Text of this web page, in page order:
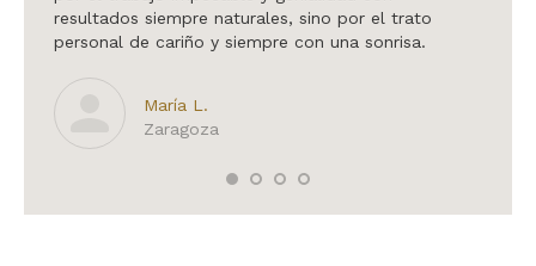
resultados siempre naturales, sino por el trato
personal de cariño y siempre con una sonrisa.
María L.
Zaragoza